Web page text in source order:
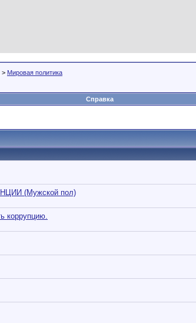
> Мировая политика
Справка
(Мужской пол)
коррупцию.